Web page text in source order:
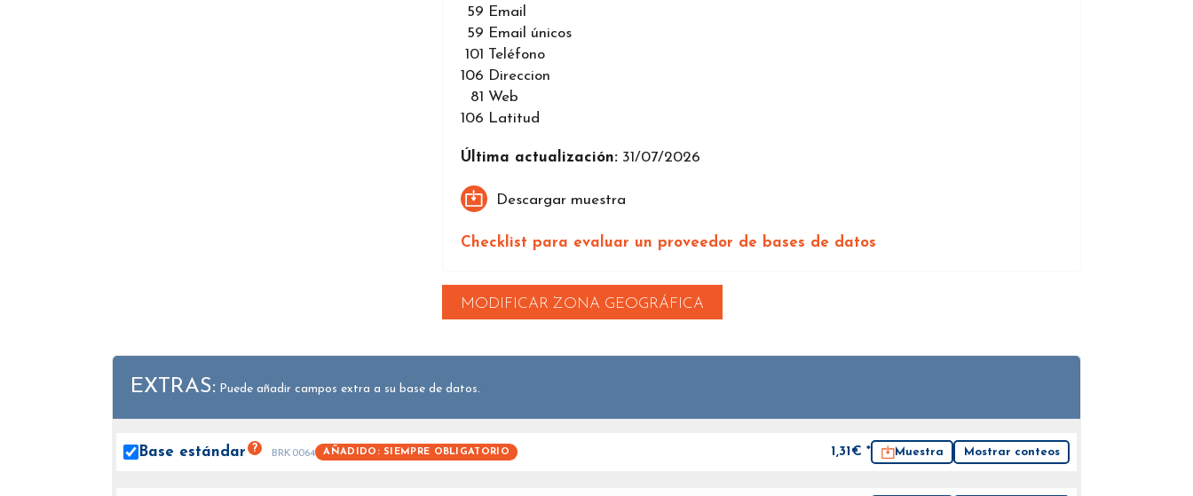
59 Email
59 Email únicos
101 Teléfono
106 Direccion
81 Web
106 Latitud
Última actualización: 31/07/2026
Descargar muestra
Checklist para evaluar un proveedor de bases de datos
MODIFICAR ZONA GEOGRÁFICA
EXTRAS: Puede añadir campos extra a su base de datos.
Base estándar ? BRK0064 AÑADIDO: SIEMPRE OBLIGATORIO 1,31€ * Muestra Mostrar conteos